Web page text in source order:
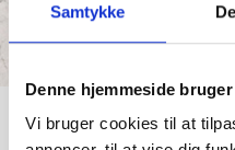
Samtykke
Denne hjemmeside
Vi bruger cookies til at